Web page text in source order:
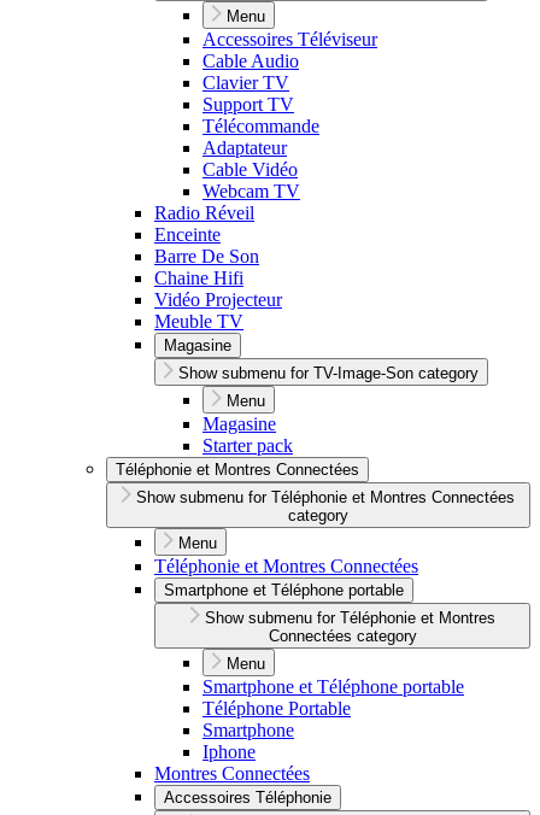
Menu
Accessoires Téléviseur
Cable Audio
Clavier TV
Support TV
Télécommande
Adaptateur
Cable Vidéo
Webcam TV
Radio Réveil
Enceinte
Barre De Son
Chaine Hifi
Vidéo Projecteur
Meuble TV
Magasine
Show submenu for TV-Image-Son category
Menu
Magasine
Starter pack
Téléphonie et Montres Connectées
Show submenu for Téléphonie et Montres Connectées
category
Menu
Téléphonie et Montres Connectées
Smartphone et Téléphone portable
Show submenu for Téléphonie et Montres
Connectées category
Menu
Smartphone et Téléphone portable
Téléphone Portable
Smartphone
Iphone
Montres Connectées
Accessoires Téléphonie